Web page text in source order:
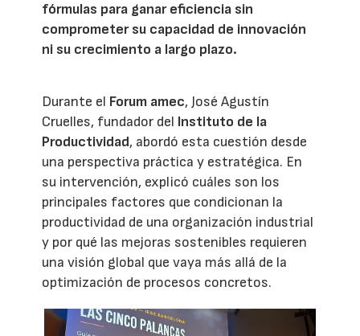
fórmulas para ganar eficiencia sin
comprometer su capacidad de innovación
ni su crecimiento a largo plazo.
Durante el Forum amec, José Agustín
Cruelles, fundador del Instituto de la
Productividad, abordó esta cuestión desde
una perspectiva práctica y estratégica. En
su intervención, explicó cuáles son los
principales factores que condicionan la
productividad de una organización industrial
y por qué las mejoras sostenibles requieren
una visión global que vaya más allá de la
optimización de procesos concretos.